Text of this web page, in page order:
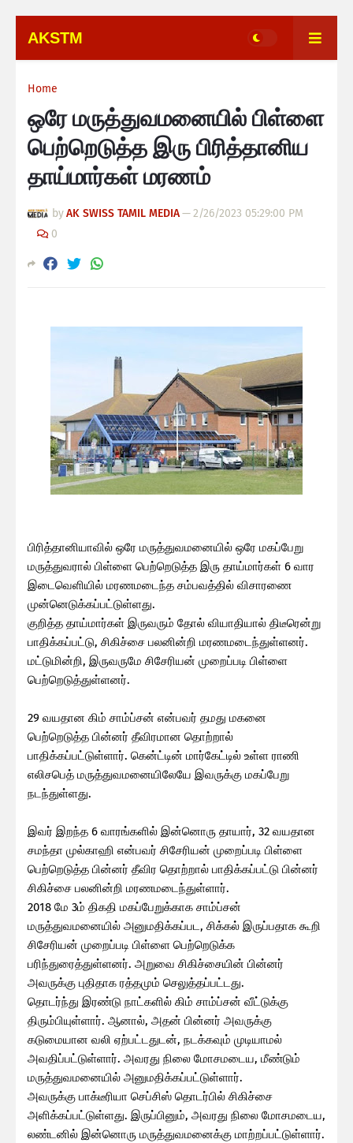
AKSTM
Home
ஒரே மருத்துவமனையில் பிள்ளை
பெற்றெடுத்த இரு பிரித்தானிய
தாய்மார்கள் மரணம்
byAK SWISS TAMIL MEDIA—2/26/2023 05:29:00 PM
0
பிரித்தானியாவில் ஒரே மருத்துவமனையில் ஒரே மகப்பேறு
மருத்துவரால் பிள்ளை பெற்றெடுத்த இரு தாய்மார்கள் 6 வார
இடைவெளியில் மரணமடைந்த சம்பவத்தில் விசாரணை
முன்னெடுக்கப்பட்டுள்ளது.
குறித்த தாய்மார்கள் இருவரும் தோல் வியாதியால் திடீரென்று
பாதிக்கப்பட்டு, சிகிச்சை பலனின்றி மரணமடைந்துள்ளனர்.
மட்டுமின்றி, இருவருமே சிசேரியன் முறைப்படி பிள்ளை
பெற்றெடுத்துள்ளனர்.
29 வயதான கிம் சாம்ப்சன் என்பவர் தமது மகனை
பெற்றெடுத்த பின்னர் தீவிரமான தொற்றால்
பாதிக்கப்பட்டுள்ளார். கென்ட்டின் மார்கேட்டில் உள்ள ராணி
எலிசபெத் மருத்துவமனையிலேயே இவருக்கு மகப்பேறு
நடந்துள்ளது.
இவர் இறந்த 6 வாரங்களில் இன்னொரு தாயார், 32 வயதான
சமந்தா முல்காஹி என்பவர் சிசேரியன் முறைப்படி பிள்ளை
பெற்றெடுத்த பின்னர் தீவிர தொற்றால் பாதிக்கப்பட்டு பின்னர்
சிகிச்சை பலனின்றி மரணமடைந்துள்ளார்.
2018 மே 3ம் திகதி மகப்பேறுக்காக சாம்ப்சன்
மருத்துவமனையில் அனுமதிக்கப்பட, சிக்கல் இருப்பதாக கூறி
சிசேரியன் முறைப்படி பிள்ளை பெற்றெடுக்க
பரிந்துரைத்துள்ளனர். அறுவை சிகிச்சையின் பின்னர்
அவருக்கு புதிதாக ரத்தமும் செலுத்தப்பட்டது.
தொடர்ந்து இரண்டு நாட்களில் கிம் சாம்ப்சன் வீட்டுக்கு
திரும்பியுள்ளார். ஆனால், அதன் பின்னர் அவருக்கு
கடுமையான வலி ஏற்பட்டதுடன், நடக்கவும் முடியாமல்
அவதிப்பட்டுள்ளார். அவரது நிலை மோசமடைய, மீண்டும்
மருத்துவமனையில் அனுமதிக்கப்பட்டுள்ளார்.
அவருக்கு பாக்டீரியா செப்சிஸ் தொடர்பில் சிகிச்சை
அளிக்கப்பட்டுள்ளது. இருப்பினும், அவரது நிலை மோசமடைய,
லண்டனில் இன்னொரு மருத்துவமனைக்கு மாற்றப்பட்டுள்ளார்.